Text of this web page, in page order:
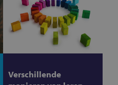
Verschillende